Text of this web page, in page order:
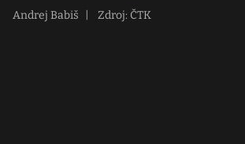
Andrej Babiš Zdroj: ČTK